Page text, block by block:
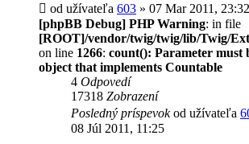
od užívateľa 603 » 07 Mar 2011, 23:32
[phpBB Debug] PHP Warning: in file
[ROOT]/vendor/twig/twig/lib/Twig/
on line 1266: count(): Parameter must
object that implements Countable
4 Odpovedí
17318 Zobrazení
Posledný príspevokod užívateľa
08 Júl 2011, 11:25